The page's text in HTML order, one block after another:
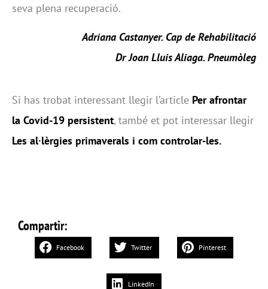
seva plena recuperació.
Adriana Castanyer. Cap de Rehabilitació
Dr Joan Lluis Aliaga. Pneumòleg
Si has trobat interessant llegir l’article Per afrontar
la Covid-19 persistent, també et pot interessar llegir
Les al·lèrgies primaverals i com controlar-les.
Compartir:
Facebook Twitter Pinterest
LinkedIn